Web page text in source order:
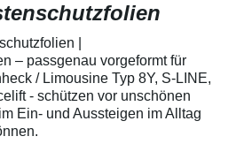
Fingenägel
Kratzer und
Fahrzeuglack
|
– passgenau vorgeformt für
/ Limousine Typ 8Y, S-LINE,
- schützen vor unschönen
Ein- und Aussteigen im Alltag